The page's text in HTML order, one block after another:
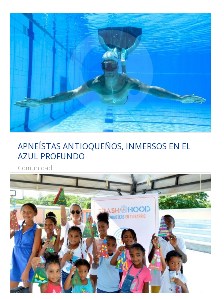
APNEÍSTAS ANTIOQUEÑOS, INMERSOS EN EL
AZUL PROFUNDO
Comunidad